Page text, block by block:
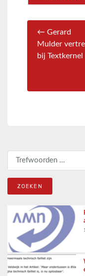
← Gerard
Mulder
bij Textkernel
Zoeken naar: